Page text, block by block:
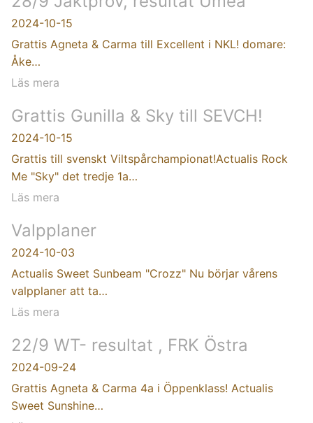
2024-10-15
Grattis Agneta & Carma till Excellent i NKL! domare:
Åke…
Läs mera
Grattis Gunilla & Sky till SEVCH!
2024-10-15
Grattis till svenskt Viltspårchampionat!Actualis Rock
Me "Sky" det tredje 1a…
Läs mera
Valpplaner
2024-10-03
Actualis Sweet Sunbeam "Crozz" Nu börjar vårens
valpplaner att ta…
Läs mera
22/9 WT- resultat , FRK Östra
2024-09-24
Grattis Agneta & Carma 4a i Öppenklass! Actualis
Sweet Sunshine…